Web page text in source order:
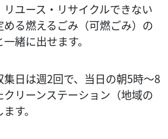
ユース・リサイクルできない
る燃えるごみ（可燃ごみ）の
緒に出せます。
日は週2回で、当日の朝5時～8
リーンステーション（地域の
す​。